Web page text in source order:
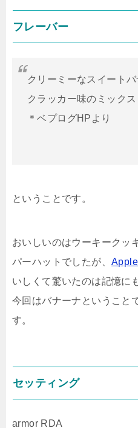
フレーバー
クリーミーなスイート
クラッカー味のミックス
＊ベプログHPより
ということです。
おいしいのはウーキークッ
パーハットでしたが、
いしくて驚いたのは記憶に
今回はバナーナということ
す。
セッティング
armor RDA